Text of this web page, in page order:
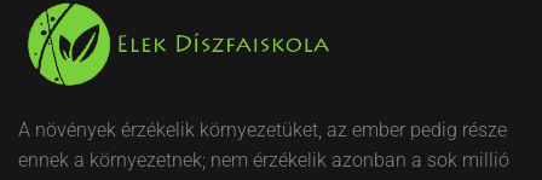
A növények érzékelik környezetüket, az ember pedig része
ennek a környezetnek; nem érzékelik azonban a sok millió